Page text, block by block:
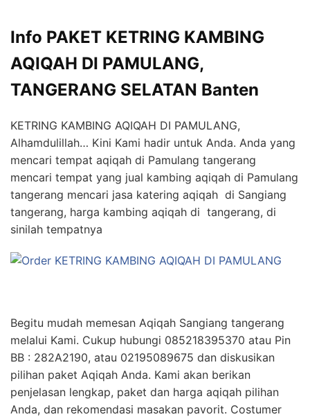
Info PAKET KETRING KAMBING
AQIQAH DI PAMULANG,
TANGERANG SELATAN Banten
KETRING KAMBING AQIQAH DI PAMULANG,
Alhamdulillah… Kini Kami hadir untuk Anda. Anda yang
mencari tempat aqiqah di Pamulang tangerang
mencari tempat yang jual kambing aqiqah di Pamulang
tangerang mencari jasa katering aqiqah di Sangiang
tangerang, harga kambing aqiqah di tangerang, di
sinilah tempatnya
Begitu mudah memesan Aqiqah Sangiang tangerang
melalui Kami. Cukup hubungi 085218395370 atau Pin
BB : 282A2190, atau 02195089675 dan diskusikan
pilihan paket Aqiqah Anda. Kami akan berikan
penjelasan lengkap, paket dan harga aqiqah pilihan
Anda, dan rekomendasi masakan pavorit. Costumer